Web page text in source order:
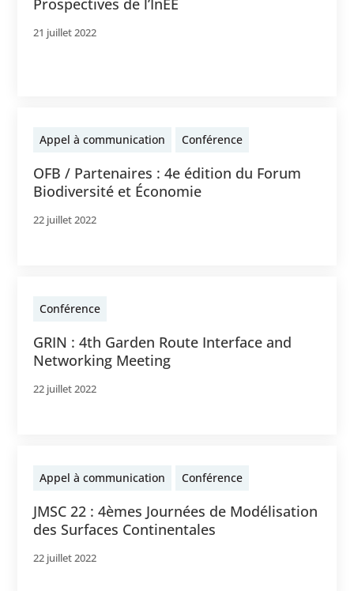
21 juillet 2022
Appel à communication Conférence
OFB / Partenaires : 4e édition du Forum
Biodiversité et Économie
22 juillet 2022
Conférence
GRIN : 4th Garden Route Interface and
Networking Meeting
22 juillet 2022
Appel à communication Conférence
JMSC 22 : 4èmes Journées de Modélisation
des Surfaces Continentales
22 juillet 2022